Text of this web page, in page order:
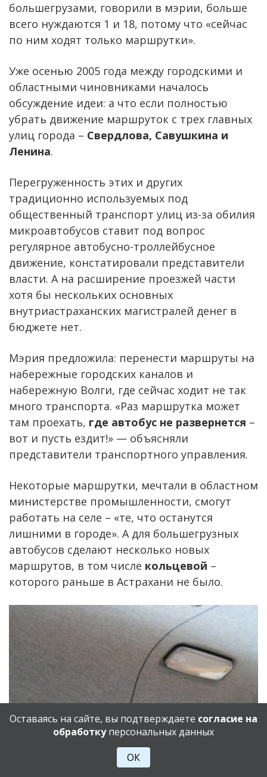
большегрузами, говорили в мэрии, больше
всего нуждаются 1 и 18, потому что «сейчас
по ним ходят только маршрутки».
Уже осенью 2005 года между городскими и
областными чиновниками началось
обсуждение идеи: а что если полностью
убрать движение маршруток с трех главных
улиц города – Свердлова, Савушкина и
Ленина.
Перегруженность этих и других
традиционно используемых под
общественный транспорт улиц из-за обилия
микроавтобусов ставит под вопрос
регулярное автобусно-троллейбусное
движение, констатировали представители
власти. А на расширение проезжей части
хотя бы нескольких основных
внутриастраханских магистралей денег в
бюджете нет.
Мэрия предложила: перенести маршруты на
набережные городских каналов и
набережную Волги, где сейчас ходит не так
много транспорта. «Раз маршрутка может
там проехать, где автобус не развернется –
вот и пусть ездит!» — объясняли
представители транспортного управления.
Некоторые маршрутки, мечтали в областном
министерстве промышленности, смогут
работать на селе – «те, что останутся
лишними в городе». А для большегрузных
автобусов сделают несколько новых
маршрутов, в том числе кольцевой –
которого раньше в Астрахани не было.
Оставаясь на сайте, вы подтверждаете согласие на
обработкуперсональных данных
ОК